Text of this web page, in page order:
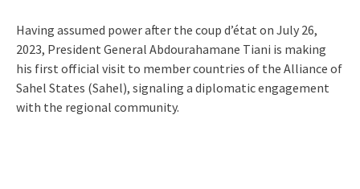
Having assumed power after the coup d’état on July 26,
2023, President General Abdourahamane Tiani is making
his first official visit to member countries of the Alliance of
Sahel States (Sahel), signaling a diplomatic engagement
with the regional community.